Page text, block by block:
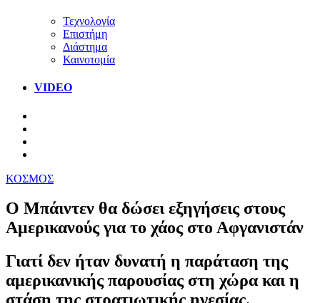
Τεχνολογία
Επιστήμη
Διάστημα
Καινοτομία
VIDEO
ΚΟΣΜΟΣ
Ο Μπάιντεν θα δώσει εξηγήσεις στους
Αμερικανούς για το χάος στο Αφγανιστάν
Γιατί δεν ήταν δυνατή η παράταση της
αμερικανικής παρουσίας στη χώρα και η